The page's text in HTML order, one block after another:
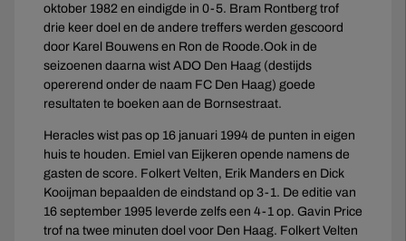
oktober 1982 en eindigde in 0-5. Bram Rontberg trof
drie keer doel en de andere treffers werden gescoord
door Karel Bouwens en Ron de Roode.Ook in de
seizoenen daarna wist ADO Den Haag (destijds
opererend onder de naam FC Den Haag) goede
resultaten te boeken aan de Bornsestraat.
Heracles wist pas op 16 januari 1994 de punten in eigen
huis te houden. Emiel van Eijkeren opende namens de
gasten de score. Folkert Velten, Erik Manders en Dick
Kooijman bepaalden de eindstand op 3-1. De editie van
16 september 1995 leverde zelfs een 4-1 op. Gavin Price
trof na twee minuten doel voor Den Haag. Folkert Velten